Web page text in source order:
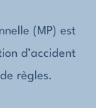
(MP) est
d’accident
règles.